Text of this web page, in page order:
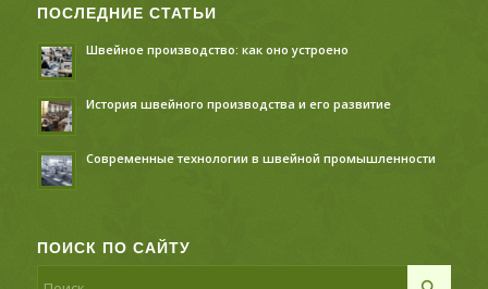
ПОСЛЕДНИЕ СТАТЬИ
Швейное производство: как оно устроено
История швейного производства и его развитие
Современные технологии в швейной промышленности
ПОИСК ПО САЙТУ